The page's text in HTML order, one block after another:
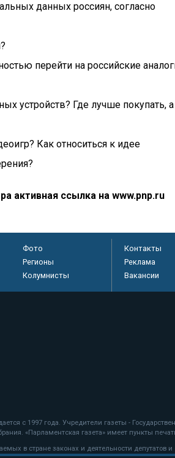
данных россиян, согласно
перейти на российские
устройств? Где лучше покупать, а
Как относиться к идее
активная ссылка на www.pnp.ru
Фото
Регионы
Колумнисты
Контакты
Реклама
Вакансии
с 1997 года. Учредители газеты -
«Парламентская газета» имеет пункты
в стране законах и деятельности депутатов